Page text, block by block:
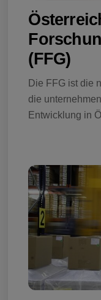
(FFG)
Die FFG ist die
die
Entwicklung in